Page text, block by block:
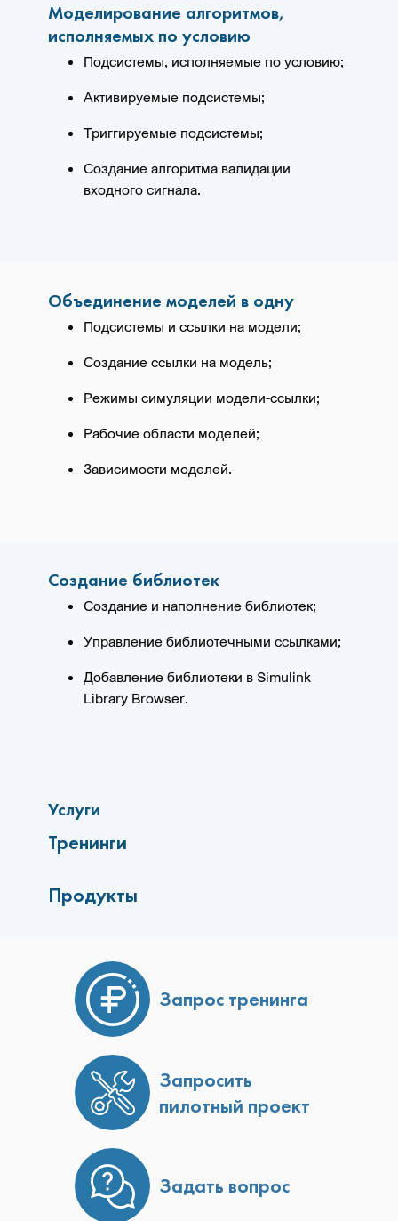
Моделирование алгоритмов,
исполняемых по условию
Подсистемы, исполняемые по условию;
Активируемые подсистемы;
Триггируемые подсистемы;
Создание алгоритма валидации
входного сигнала.
Объединение моделей в одну
Подсистемы и ссылки на модели;
Создание ссылки на модель;
Режимы симуляции модели-ссылки;
Рабочие области моделей;
Зависимости моделей.
Создание библиотек
Создание и наполнение библиотек;
Управление библиотечными ссылками;
Добавление библиотеки в Simulink
Library Browser.
Услуги
Тренинги
Продукты
Запрос тренинга
Запросить
пилотный проект
Задать вопрос